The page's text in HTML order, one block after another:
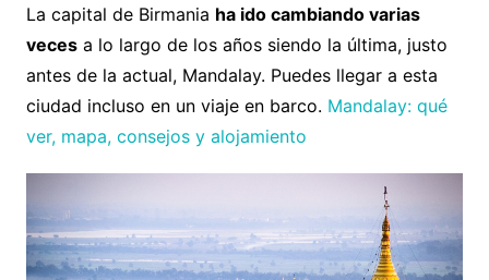
La capital de Birmania ha ido cambiando varias
vecesa lo largo de los años siendo la última, justo
antes de la actual, Mandalay. Puedes llegar a esta
ciudad incluso en un viaje en barco. Mandalay: qué
ver, mapa, consejos y alojamiento